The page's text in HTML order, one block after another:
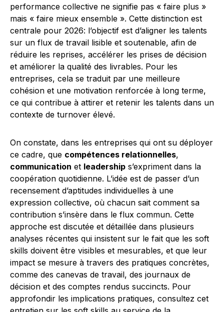
performance collective ne signifie pas « faire plus »
mais « faire mieux ensemble ». Cette distinction est
centrale pour 2026: l’objectif est d’aligner les talents
sur un flux de travail lisible et soutenable, afin de
réduire les reprises, accélérer les prises de décision
et améliorer la qualité des livrables. Pour les
entreprises, cela se traduit par une meilleure
cohésion et une motivation renforcée à long terme,
ce qui contribue à attirer et retenir les talents dans un
contexte de turnover élevé.
On constate, dans les entreprises qui ont su déployer
ce cadre, que compétences relationnelles,
communication et leadership s’expriment dans la
coopération quotidienne. L’idée est de passer d’un
recensement d’aptitudes individuelles à une
expression collective, où chacun sait comment sa
contribution s’insère dans le flux commun. Cette
approche est discutée et détaillée dans plusieurs
analyses récentes qui insistent sur le fait que les soft
skills doivent être visibles et mesurables, et que leur
impact se mesure à travers des pratiques concrètes,
comme des canevas de travail, des journaux de
décision et des comptes rendus succincts. Pour
approfondir les implications pratiques, consultez cet